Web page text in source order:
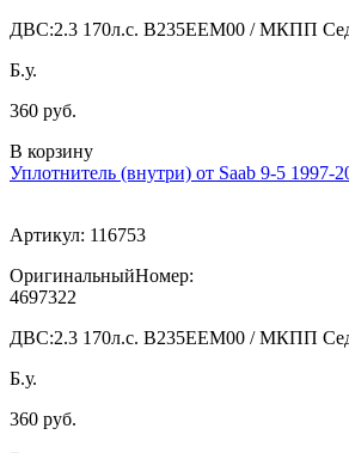
ДВС:2.3 170л.с. В235ЕЕМ00 / МКПП
Б.у.
360 руб.
В корзину
Уплотнитель (внутри) от Saab 9-5 1997-
Артикул: 116753
ОригинальныйНомер:
4697322
ДВС:2.3 170л.с. В235ЕЕМ00 / МКПП
Б.у.
360 руб.